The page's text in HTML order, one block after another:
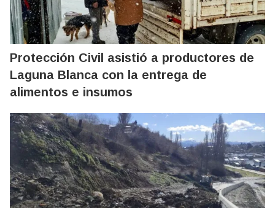
Protección Civil asistió a productores de
Laguna Blanca con la entrega de
alimentos e insumos